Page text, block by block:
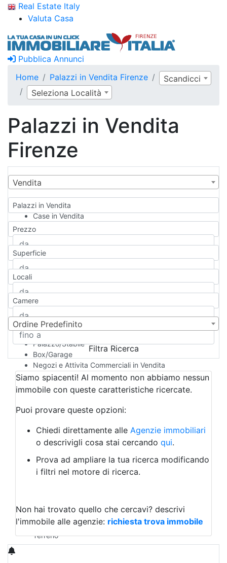
Real Estate Italy
Valuta Casa
Pubblica Annunci
Home
Palazzi in Vendita Firenze
Scandicci
Seleziona Località
Palazzi in Vendita
Firenze
Vendita
Palazzi in Vendita
Case in Vendita
Qualsiasi
Appartamento
Casa indipendente
Casa Semi-indipendente
Attico/Mansarda
Rustico/Casale
Camera d'Albergo
Multiproprietà
Palazzo/Stabile
Box/Garage
Negozi e Attivita Commerciali in Vendita
Qualsiasi
Attività/Licenza Commerciale
Azienda Agricola
Bar/Ristorante
Albergo
Laboratorio Artigianale
Negozio/locale commerciale
Agriturismo
Magazzini
Qualsiasi
Terreno edificabile
Terreno
Prezzo
Superficie
Locali
Camere
Ordine Predefinito
Filtra Ricerca
Siamo spiacenti! Al momento non abbiamo nessun
immobile con queste caratteristiche ricercate.
Puoi provare queste opzioni:
Chiedi direttamente alle Agenzie immobiliari
o descrivigli cosa stai cercando qui.
Prova ad ampliare la tua ricerca modificando
i filtri nel motore di ricerca.
Non hai trovato quello che cercavi? descrivi
l'immobile alle agenzie: richiesta trova immobile